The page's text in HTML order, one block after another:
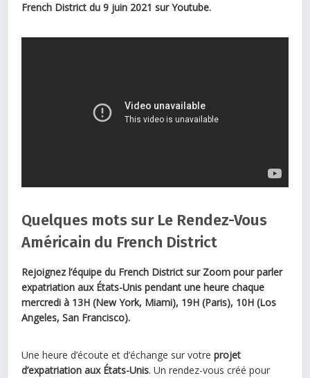
French District du 9 juin 2021 sur Youtube.
Quelques mots sur Le Rendez-Vous
Américain du French District
Rejoignez l’équipe du French District sur Zoom pour parler
expatriation aux États-Unis pendant une heure chaque
mercredi à 13H (New York, Miami), 19H (Paris), 10H (Los
Angeles, San Francisco).
Une heure d’écoute et d’échange sur votreprojet
d’expatriation aux États-Unis. Un rendez-vous créé pour